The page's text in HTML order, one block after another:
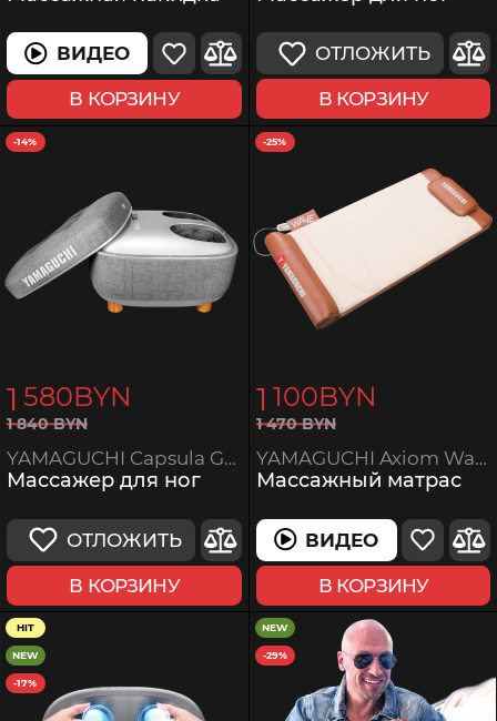
ВИДЕО
В КОРЗИНУ
ОТЛОЖИТЬ
В КОРЗИНУ
-14%
1 580BYN
1 840BYN
YAMAGUCHI Capsula Grey
Массажер для ног
ОТЛОЖИТЬ
В КОРЗИНУ
-25%
1 100BYN
1 470BYN
YAMAGUCHI Axiom Wave
Массажный матрас
ВИДЕО
В КОРЗИНУ
HIT
NEW
-17%
NEW
-29%